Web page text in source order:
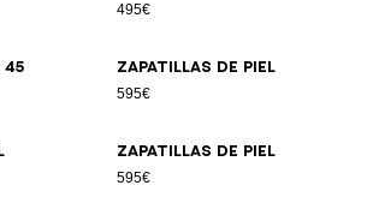
495€
Zapatillas de piel
595€
Zapatillas de piel
595€